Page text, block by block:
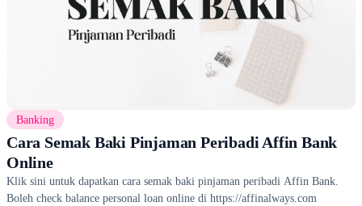
Banking
Cara Semak Baki Pinjaman Peribadi Affin Bank
Online
Klik sini untuk dapatkan cara semak baki pinjaman peribadi Affin Bank.
Boleh check balance personal loan online di https://affinalways.com